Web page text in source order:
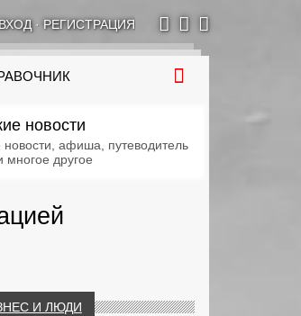
ВХОД· РЕГИСТРАЦИЯ
новости
новости, афиша, путеводитель
многое другое
И ЛЮДИ